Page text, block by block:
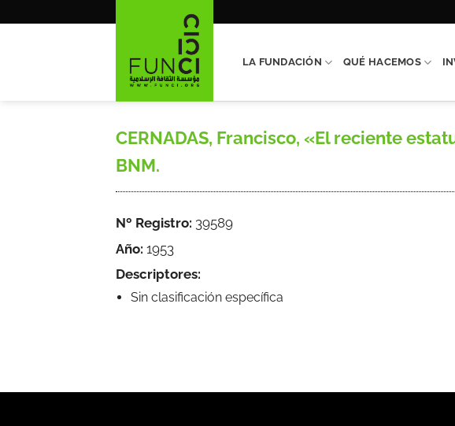
LA FUNDACIÓN QUÉ HACEMOS
CERNADAS, Francisco, «El reciente
BNM.
Nº Registro: 39589
Año: 1953
Descriptores:
Sin clasificación específica